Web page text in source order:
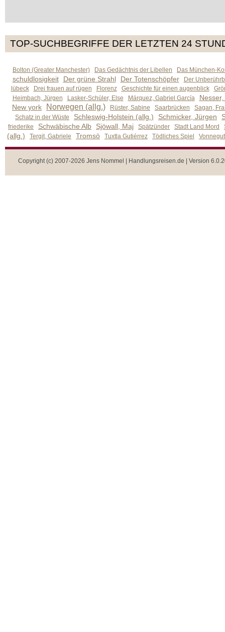
TOP-SUCHBEGRIFFE DER LETZTEN 24
Bolton (Greater Manchester) Das Gedächtnis der Libellen Das München-
schuldlosigkeit Der grüne Strahl Der Totenschöpfer
Der
lübeck
Drei frauen auf rügen Florenz Geschichte für einen augenblick
Heimbach, Jürgen
Lasker-Schüler, Else Márquez, Gabriel García
New york
Norwegen (allg.) Rüster, Sabine Saarbrücken
Sagan,
Schatz in der Wüste
Schleswig-Holstein (allg.) Schmicker, Jürgen
friederike Schwäbische Alb Sjöwall, Maj Spätzünder Stadt Land Mord
(allg.) Tergit, Gabriele Tromsö Tuxtla Gutiérrez Tödliches Spiel
Copyright (c) 2007-2026 Jens Nommel | Handlungsreisen.de | Version